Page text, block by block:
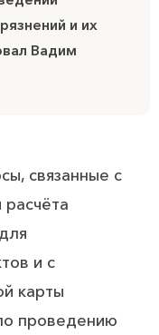
и их
Вадим
связанные с
и с
карты
проведению